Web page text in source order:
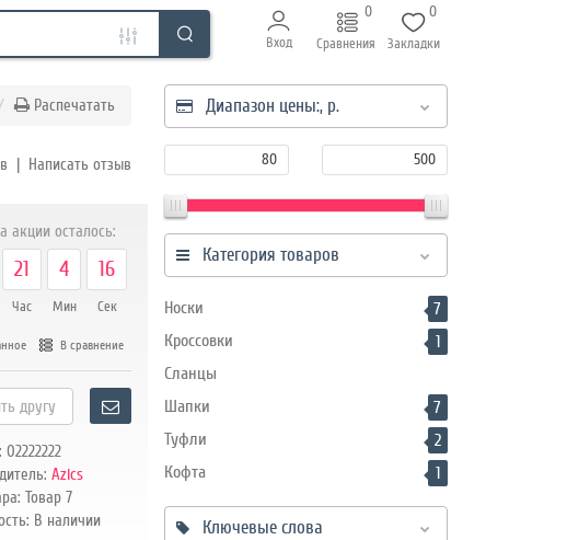
0
Закладки
0
Сравнения
Вход
Диапазон цены:, р.
Категория товаров
Носки
7
Кроссовки
1
Сланцы
Шапки
7
Туфли
2
Кофта
1
Ключевые слова
Распечатать
| Написать отзыв
акции осталось:
21
Час
4
Мин
15
Сек
В сравнение
Azics
Товар 7
В наличии